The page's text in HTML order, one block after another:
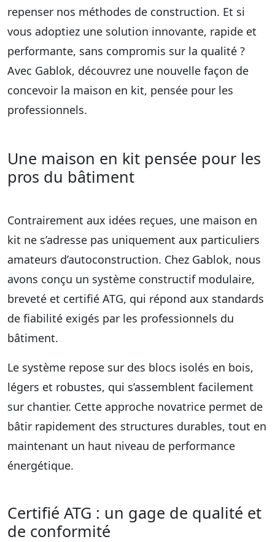
repenser nos méthodes de construction. Et si
vous adoptiez une solution innovante, rapide et
performante, sans compromis sur la qualité ?
Avec Gablok, découvrez une nouvelle façon de
concevoir la maison en kit, pensée pour les
professionnels.
Une maison en kit pensée pour les
pros du bâtiment
Contrairement aux idées reçues, une maison en
kit ne s’adresse pas uniquement aux particuliers
amateurs d’autoconstruction. Chez Gablok, nous
avons conçu un système constructif modulaire,
breveté et certifié ATG, qui répond aux standards
de fiabilité exigés par les professionnels du
bâtiment.
Le système repose sur des blocs isolés en bois,
légers et robustes, qui s’assemblent facilement
sur chantier. Cette approche novatrice permet de
bâtir rapidement des structures durables, tout en
maintenant un haut niveau de performance
énergétique.
Certifié ATG : un gage de qualité et
de conformité